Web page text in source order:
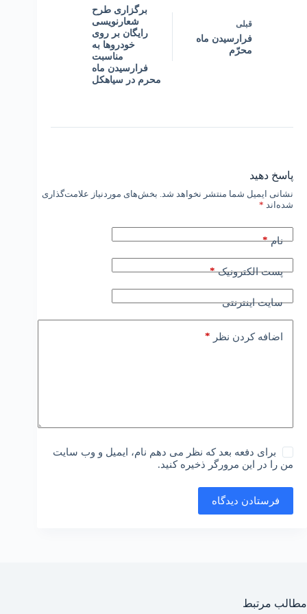
قبلی
فرارسیدن ماه
محرّم
برگزاری طرح
شعارنویسی
رایگان بر روی
خودروها به
مناسبت
فرارسیدن ماه
محرم در سیاهکل
پاسخ دهید
نشانی ایمیل شما منتشر نخواهد شد. بخش‌های موردنیاز علامت‌گذاری
شده‌اند *
نام*
پست الکترونیک*
سایت اینترنتی
اضافه کردن نظر *
برای دفعه بعد که نظر می دهم نام، ایمیل و وب سایت
من را در این مرورگر ذخیره کنید.
فرستادن دیدگاه
مطالب مرتبط